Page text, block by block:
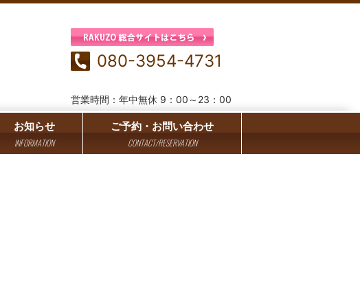
080-3954-4731
営業時間：年中無休 9：00～23：00
お知らせ
INFORMATION
ご予約・お問い合わせ
CONTACT/RESERVATION